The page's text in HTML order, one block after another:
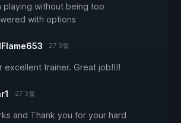
playing without being too
with options
27 3월
excellent trainer. Great job!!!!
27 3월
and Thank you for your hard